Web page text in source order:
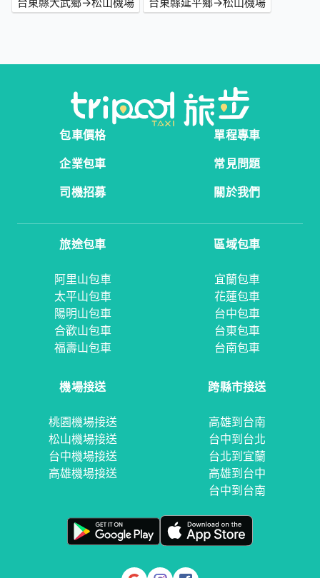
包車價格
單程專車
企業包車
常見問題
司機招募
關於我們
旅途包車
阿里山包車
太平山包車
陽明山包車
合歡山包車
福壽山包車
區域包車
宜蘭包車
花蓮包車
台中包車
台東包車
台南包車
機場接送
桃園機場接送
松山機場接送
台中機場接送
高雄機場接送
跨縣市接送
高雄到台南
台中到台北
台北到宜蘭
高雄到台中
台中到台南